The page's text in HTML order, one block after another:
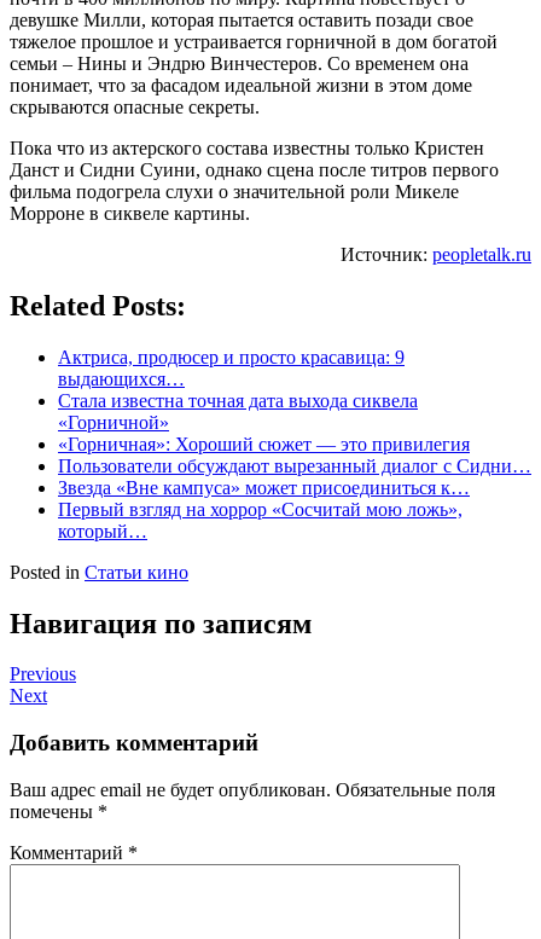
девушке Милли, которая пытается оставить позади свое
тяжелое прошлое и устраивается горничной в дом богатой
семьи – Нины и Эндрю Винчестеров. Со временем она
понимает, что за фасадом идеальной жизни в этом доме
скрываются опасные секреты.
Пока что из актерского состава известны только Кристен
Данст и Сидни Суини, однако сцена после титров первого
фильма подогрела слухи о значительной роли Микеле
Морроне в сиквеле картины.
Источник: peopletalk.ru
Related Posts:
Актриса, продюсер и просто красавица: 9
выдающихся…
Стала известна точная дата выхода сиквела
«Горничной»
«Горничная»: Хороший сюжет — это привилегия
Пользователи обсуждают вырезанный диалог с Сидни…
Звезда «Вне кампуса» может присоединиться к…
Первый взгляд на хоррор «Сосчитай мою ложь»,
который…
Posted in Статьи кино
Навигация по записям
Previous
Next
Добавить комментарий
Ваш адрес email не будет опубликован. Обязательные поля
помечены *
Комментарий *